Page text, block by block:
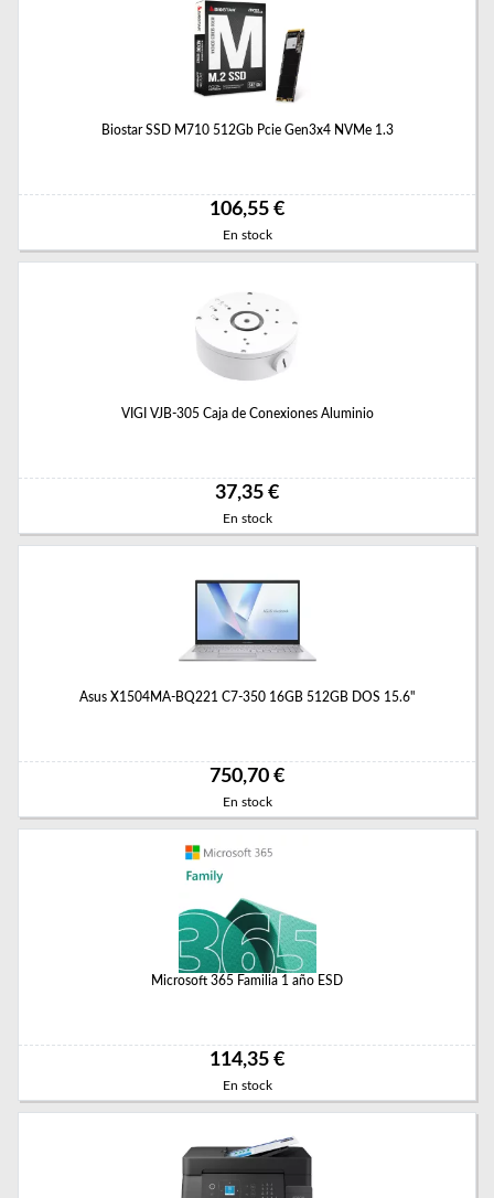
Biostar SSD M710 512Gb Pcie Gen3x4 NVMe 1.3
106,55 €
En stock
VIGI VJB-305 Caja de Conexiones Aluminio
37,35 €
En stock
Asus X1504MA-BQ221 C7-350 16GB 512GB DOS 15.6"
750,70 €
En stock
Microsoft 365 Familia 1 año ESD
114,35 €
En stock